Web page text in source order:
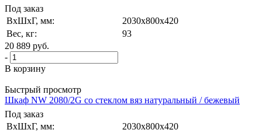
Под заказ
ВxШxГ, мм:
2030x800x420
Вес, кг:
93
20 889 руб.
-
В корзину
Быстрый просмотр
Шкаф NW 2080/2G со стеклом вяз натуральный / бежевый
Под заказ
ВxШxГ, мм:
2030x800x420